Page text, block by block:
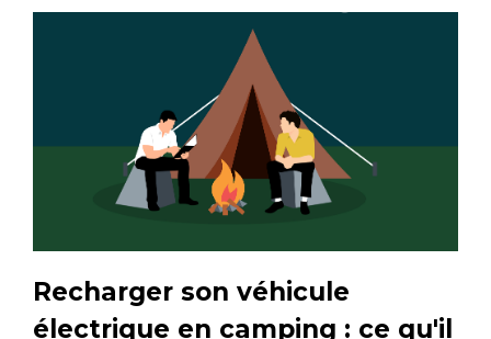
Recharger son véhicule
électrique en camping : ce qu'il